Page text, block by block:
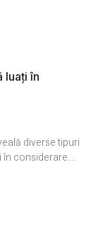
luați în
diverse tipuri
considerare....